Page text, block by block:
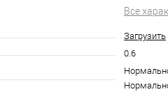
Все
Загрузить
0.6